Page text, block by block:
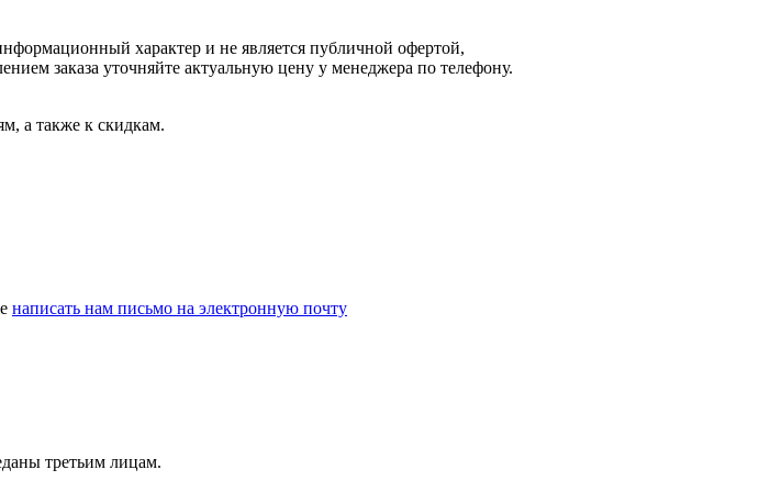
характер и не является публичной офертой,
заказа уточняйте актуальную цену у менеджера по телефону.
а также к скидкам.
написать нам письмо на электронную почту
третьим лицам.